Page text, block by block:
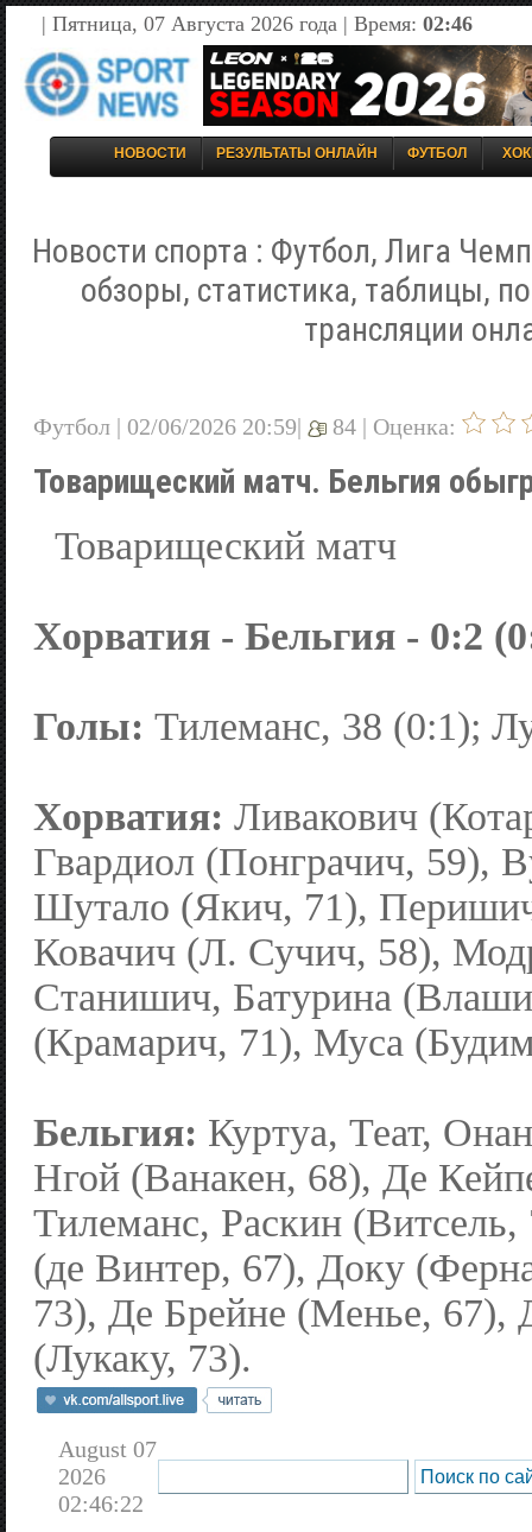
| Пятница, 07 Августа 2026 года | Время: 02:46
НОВОСТИ РЕЗУЛЬТАТЫ ОНЛАЙН ФУТБОЛ
Новости спорта : Футбол, Лига
обзоры, статистика, таблицы,
трансляции
Футбол | 02/06/2026 20:59| 84 | Оценка:
Товарищеский матч. Бельгия
Товарищеский матч
Хорватия - Бельгия - 0:2
Голы: Тилеманс, 38 (0:1);
Хорватия: Ливакович
Гвардиол (Понграчич, 59),
Шутало (Якич, 71),
Ковачич (Л. Сучич, 58),
Станишич, Батурина
(Крамарич, 71), Муса
Бельгия: Куртуа, Теат,
Нгой (Ванакен, 68), Де
Тилеманс, Раскин (Витсель,
(де Винтер, 67), Доку
73), Де Брейне (Менье, 67),
(Лукаку, 73).
August 07
2026
02:46:22